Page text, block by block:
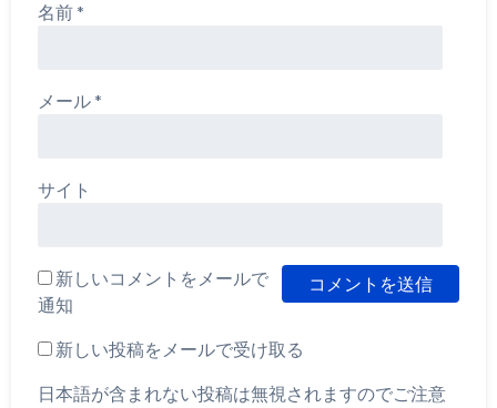
名前*
メール*
サイト
新しいコメントをメールで
通知
新しい投稿をメールで受け取る
日本語が含まれない投稿は無視されますのでご注意